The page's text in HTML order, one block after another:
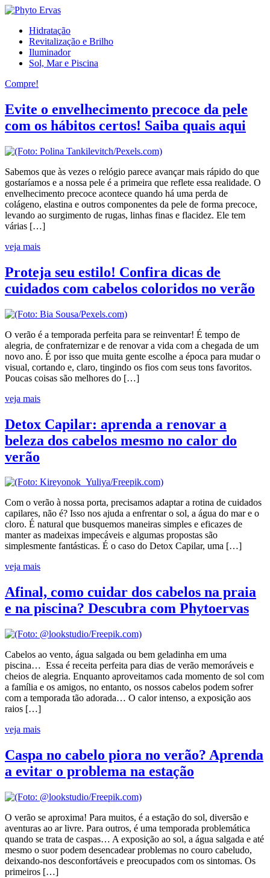
Hidratação
Revitalização e Brilho
Iluminador
Sol, Mar e Piscina
Compre!
Evite o envelhecimento precoce da pele
com os hábitos certos! Saiba quais aqui
Sabemos que às vezes o relógio parece avançar mais rápido do que
gostaríamos e a nossa pele é a primeira que reflete essa realidade. O
envelhecimento precoce acontece quando há uma perda de
colágeno, elastina e outros componentes da pele de forma precoce,
levando ao surgimento de rugas, linhas finas e flacidez. Ele tem
várias […]
veja mais
Proteja seu estilo! Confira dicas de
cuidados com cabelos coloridos no verão
O verão é a temporada perfeita para se reinventar! É tempo de
alegria, de confraternizar e de renovar a vida com a chegada de um
novo ano. É por isso que muita gente escolhe a época para mudar o
visual, cortando e, claro, tingindo os fios com seus tons favoritos.
Poucas coisas são melhores do […]
veja mais
Detox Capilar: aprenda a renovar a
beleza dos cabelos mesmo no calor do
verão
Com o verão à nossa porta, precisamos adaptar a rotina de cuidados
capilares, não é? Isso nos ajuda a enfrentar o sol, a água do mar e o
cloro. É natural que busquemos maneiras simples e eficazes de
manter as madeixas impecáveis e algumas propostas são
simplesmente fantásticas. É o caso do Detox Capilar, uma […]
veja mais
Afinal, como cuidar dos cabelos na praia
e na piscina? Descubra com Phytoervas
Cabelos ao vento, água salgada ou bem geladinha em uma
piscina… Essa é receita perfeita para dias de verão memoráveis e
cheios de alegria. Enquanto aproveitamos cada momento de sol com
a família e os amigos, no entanto, os nossos cabelos podem sofrer
com a temporada tão adorada… O calor intenso, a exposição aos
raios […]
veja mais
Caspa no cabelo piora no verão? Aprenda
a evitar o problema na estação
O verão se aproxima! Para muitos, é a estação do sol, diversão e
aventuras ao ar livre. Para outros, é uma temporada problemática
quando se trata de caspas… A exposição ao sol, a água salgada e até
mesmo o suor podem desencadear problemas no couro cabeludo,
deixando-nos desconfortáveis e preocupados com os sintomas. Os
primeiros […]